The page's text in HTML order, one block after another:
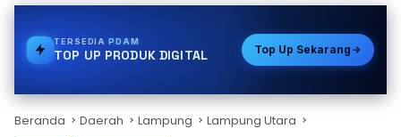
TERSEDIATOKEN PLN
TOP UP PRODUK DIGITAL Top Up Sekarang
Beranda Daerah Lampung Lampung Utara